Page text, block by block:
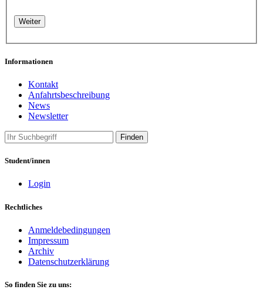
Weiter
Informationen
Kontakt
Anfahrtsbeschreibung
News
Newsletter
Finden
Student/innen
Login
Rechtliches
Anmeldebedingungen
Impressum
Archiv
Datenschutzerklärung
So finden Sie zu uns: